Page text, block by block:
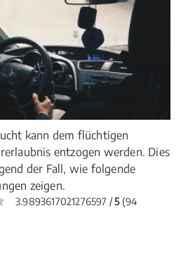
kann dem flüchtigen
entzogen werden. Dies
der Fall, wie folgende
zeigen.
3.9893617021276597 /5(94